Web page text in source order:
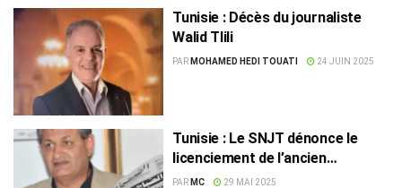
Tunisie : Décès du journaliste
Walid Tlili
PAR MOHAMED HEDI TOUATI 24 JUIN 2025
Tunisie : Le SNJT dénonce le
licenciement de l’ancien
directeur d’Assabah
PAR MC 29 MAI 2025